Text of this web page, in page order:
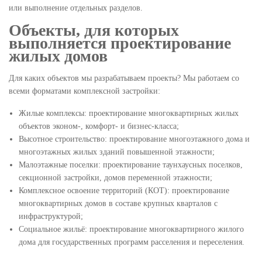
или выполнение отдельных разделов.
Объекты, для которых
выполняется проектирование
жилых домов
Для каких объектов мы разрабатываем проекты? Мы работаем со
всеми форматами комплексной застройки:
Жилые комплексы: проектирование многоквартирных жилых
объектов эконом-, комфорт- и бизнес-класса;
Высотное строительство: проектирование многоэтажного дома и
многоэтажных жилых зданий повышенной этажности;
Малоэтажные поселки: проектирование таунхаусных поселков,
секционной застройки, домов переменной этажности;
Комплексное освоение территорий (КОТ): проектирование
многоквартирных домов в составе крупных кварталов с
инфраструктурой;
Социальное жильё: проектирование многоквартирного жилого
дома для государственных программ расселения и переселения.